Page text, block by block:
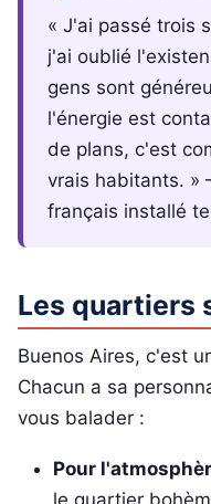
« J'ai passé trois
j'ai oublié
gens sont
l'énergie est
de plans, c'est
vrais habitants. »
français installé
Les quartiers
Buenos Aires, c'est
Chacun a sa
vous balader :
Pour
le quartier